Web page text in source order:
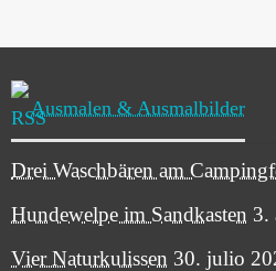
Ausmalen & Ausmalbilder
Drei Waschbären am
Hundewelpe im Sandkasten 3.
Vier Naturkulissen 30. julio